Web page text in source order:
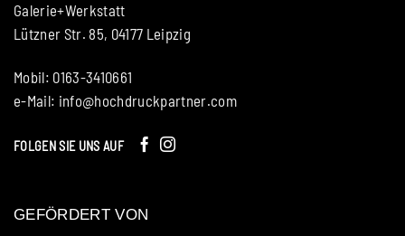
Galerie+Werkstatt
Lützner Str. 85, 04177 Leipzig
Mobil: 0163-3410661
e-Mail: info@hochdruckpartner.com
FOLGEN SIE UNS AUF
GEFÖRDERT VON